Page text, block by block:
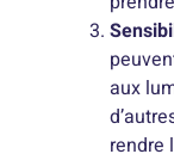
aux
rendre